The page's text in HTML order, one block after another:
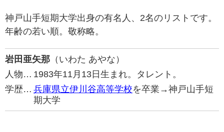
神戸山手短期大学出身の有名人、2名のリストです。
年齢の若い順。敬称略。
岩田亜矢那 （いわた あやな）
人物… 1983年11月13日生まれ。タレント。
学歴… 兵庫県立伊川谷高等学校を卒業→神戸山手短
期大学